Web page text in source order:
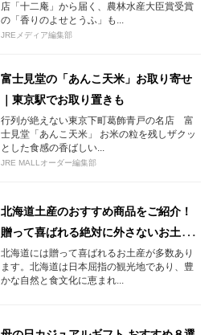
店「十二庵」から届く、農林水産大臣賞受賞
の「香りのよせとうふ」も...
JREメディア編集部
富士見堂の「あんこ天米」お取り寄せ
｜東京駅でお取り置きも
行列が絶えない東京下町葛飾青戸の名店 富
士見堂「あんこ天米」 お米の粒を残しザクッ
とした食感の香ばしい...
JRE MALLオーダー編集部
北海道土産のおすすめ商品をご紹介！
贈って喜ばれる絶対に外さないお土産
とは？？
北海道には贈って喜ばれるお土産が多数あり
ます。北海道は日本屈指の観光地であり、豊
かな自然と食文化に恵まれ...